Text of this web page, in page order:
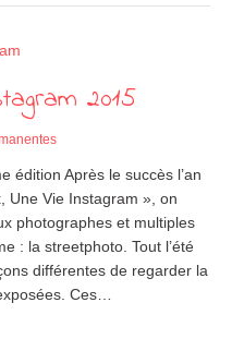
2015
édition Après le succès l’an
Une Vie Instagram », on
photographes et multiples
: la streetphoto. Tout l’été
différentes de regarder la
Ces…